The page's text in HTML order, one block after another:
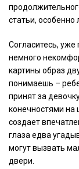
статьи,
Согласитесь, уже
немного
картины образ
понимаешь –
принят за
конечностями на
создает
глаза едва
могут вызвать
двери.